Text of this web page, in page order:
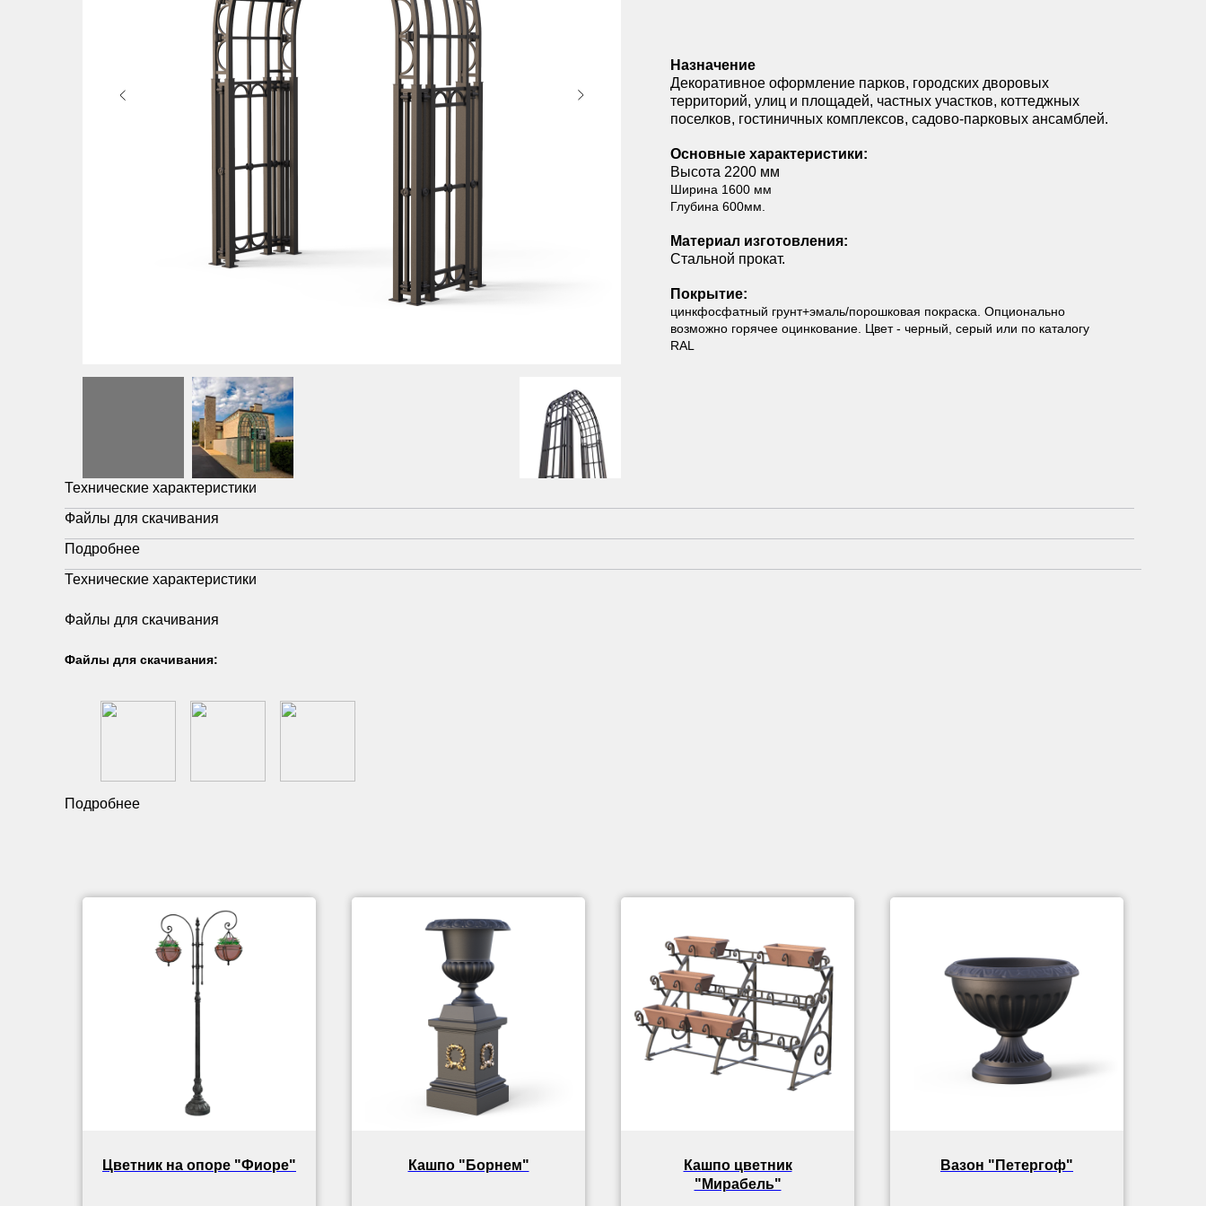
Назначение
Декоративное оформление парков, городских дворовых
территорий, улиц и площадей, частных участков, коттеджных
поселков, гостиничных комплексов, садово-парковых ансамблей.
Основные характеристики:
Высота 2200 мм
Ширина 1600 мм
Глубина 600мм.
Материал изготовления:
Стальной прокат.
Покрытие:
цинкфосфатный грунт+эмаль/порошковая покраска. Опционально
возможно горячее оцинкование. Цвет - черный, серый или по каталогу
RAL
Технические характеристики
Файлы для скачивания
Подробнее
Технические характеристики
Файлы для скачивания
Файлы для скачивания:
Подробнее
Цветник на опоре "Фиоре" Кашпо "Борнем"
Кашпо цветник
"Мирабель"
Вазон "Петергоф"